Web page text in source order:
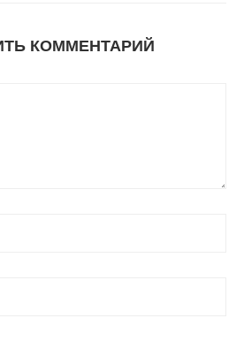
КОММЕНТАРИЙ